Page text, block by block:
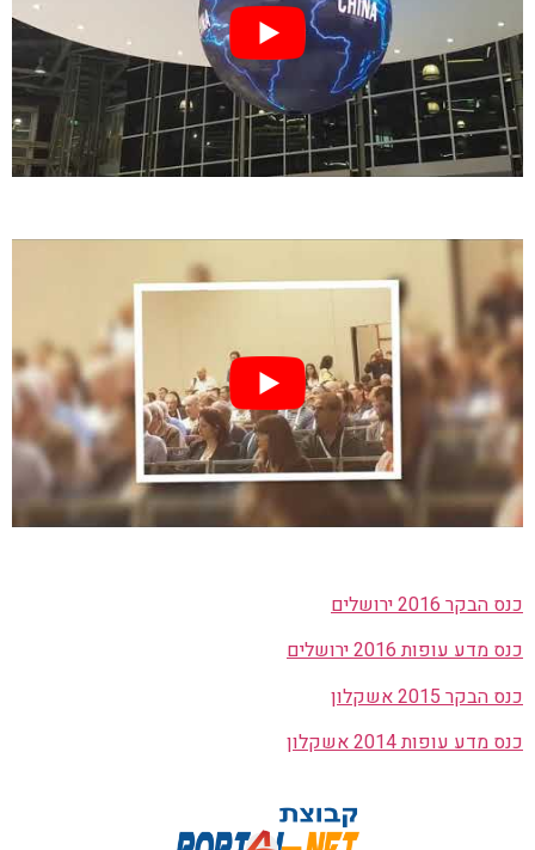
כנס הבקר 2016 ירושלים
כנס מדע עופות 2016 ירושלים
כנס הבקר 2015 אשקלון
כנס מדע עופות 2014 אשקלון